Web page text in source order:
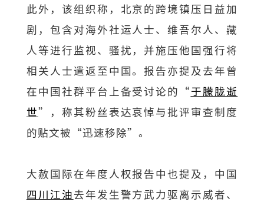
此外，该组织称，北京的跨境镇压日益加
剧，包含对海外社运人士、维吾尔⼈、藏
⼈等进行监视、骚扰，并施压他国强行将
相关人士遣返至中国。报告亦提及去年曾
在中国社群平台上备受讨论的“于朦胧逝
世”，称其粉丝表达哀悼与批评审查制度
的贴文被“迅速移除”。
大赦国际在年度人权报告中也提及，中国
四川江油去年发生警方武力驱离示威者、